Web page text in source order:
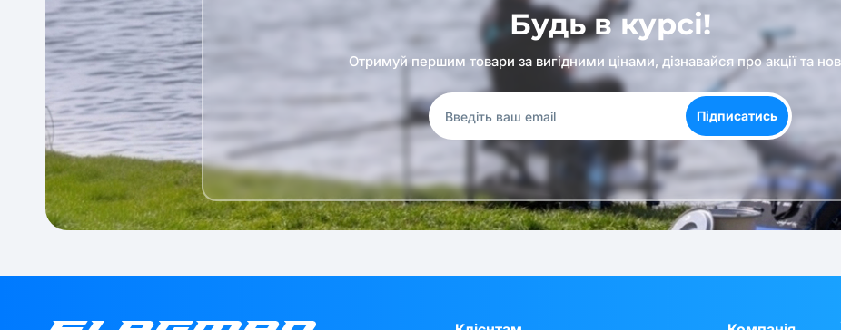
Будь в курсі!
Отримуй першим товари за вигідними цінами, дізнавайся про акції та
Підписатись